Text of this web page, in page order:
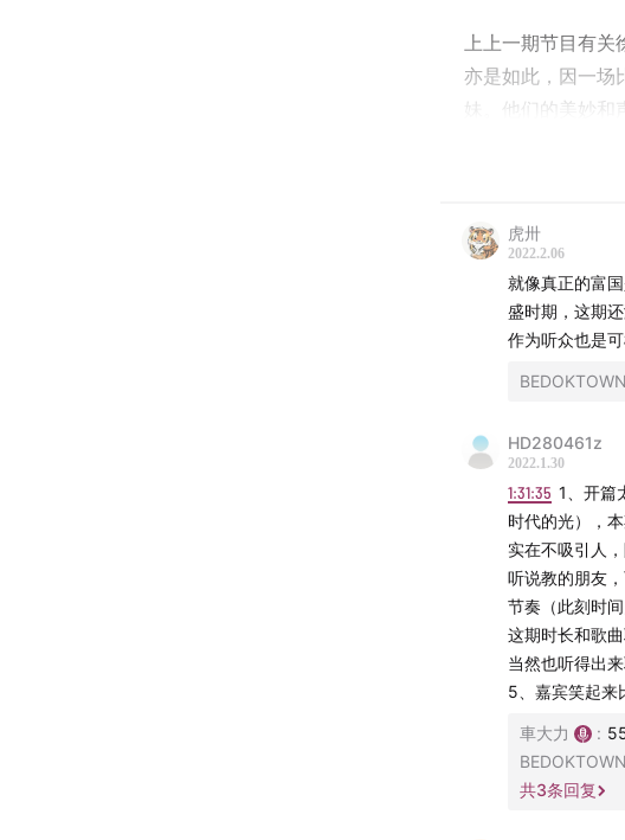
上上一期节目有关
亦是如此，因一场
妹。他们的美妙和
同时，这期节目我
贵的人。他也是
尾，见证了八九
他上过8090的语
聊“蟑螂”。在准
整期节目，聊得
音乐时代充满眷
加入8090有限公
+VX Frankie461
Shownotes：
蟑螂乐团/范
蟑螂合唱团
聊一聊对
什么是阿卡
《IPIS第一蟑
虎卅
2022.2.06
就像真正的富
盛时期，这期
作为听众也是
HD280461z
2022.1.30
1:31:35 1、开篇
时代的光），
实在不吸引人
听说教的朋友
节奏（此刻时
这期时长和歌
当然也听得出
5、嘉宾笑起来
車大力 :
共3条回复